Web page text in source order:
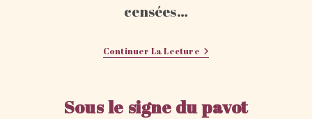
censées…
Continuer La LectureMotif
Same
Sous le signe du pavot